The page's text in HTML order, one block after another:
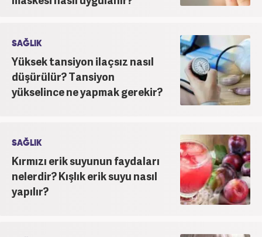
SAĞLIK
Yüksek tansiyon ilaçsız nasıl
düşürülür? Tansiyon
yükselince ne yapmak gerekir?
SAĞLIK
Kırmızı erik suyunun faydaları
nelerdir? Kışlık erik suyu nasıl
yapılır?